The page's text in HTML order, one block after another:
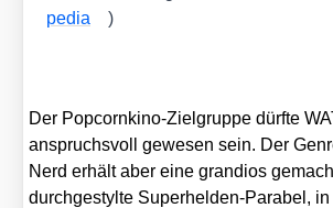
pe­dia
)
Der Pop­corn­ki­no-Ziel­grup­pe dürf­te
anspruchs­voll gewe­sen sein. Der
Nerd erhält aber eine gran­di­os
durch­ge­styl­te Super­hel­den-Para­bel,